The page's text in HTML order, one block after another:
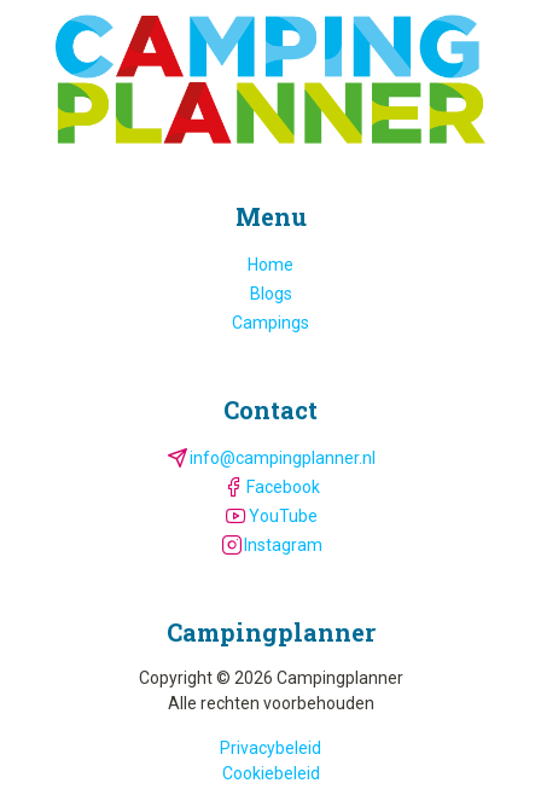
Menu
Home
Blogs
Campings
Contact
info@campingplanner.nl
Facebook
YouTube
Instagram
Camping­planner
Copyright © 2026 Campingplanner
Alle rechten voorbehouden
Privacybeleid
Cookiebeleid